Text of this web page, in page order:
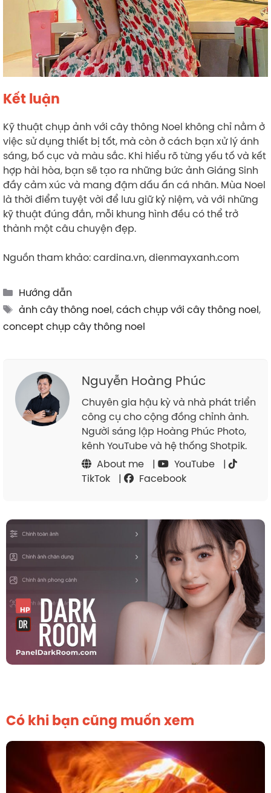
Kết luận
Kỹ thuật chụp ảnh với cây thông Noel không chỉ nằm ở
việc sử dụng thiết bị tốt, mà còn ở cách bạn xử lý ánh
sáng, bố cục và màu sắc. Khi hiểu rõ từng yếu tố và kết
hợp hài hòa, bạn sẽ tạo ra những bức ảnh Giáng Sinh
đầy cảm xúc và mang đậm dấu ấn cá nhân. Mùa Noel
là thời điểm tuyệt vời để lưu giữ kỷ niệm, và với những
kỹ thuật đúng đắn, mỗi khung hình đều có thể trở
thành một câu chuyện đẹp.
Nguồn tham khảo: cardina.vn, dienmayxanh.com
Categories
Hướng dẫn
Tags
ảnh cây thông noel,cách chụp với cây thông noel,
concept chụp cây thông noel
Nguyễn Hoàng Phúc
Chuyên gia hậu kỳ và nhà phát triển
công cụ cho cộng đồng chỉnh ảnh.
Người sáng lập Hoàng Phúc Photo,
kênh YouTube và hệ thống Shotpik.
About me
| YouTube
|
TikTok
| Facebook
Có khi bạn cũng muốn xem